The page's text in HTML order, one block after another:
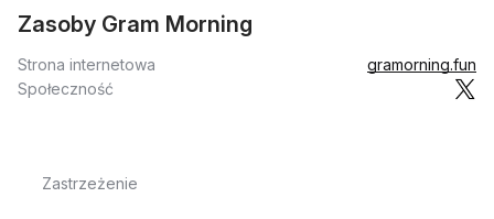
Zasoby Gram Morning
Strona internetowa
gramorning.fun
Społeczność
Zastrzeżenie